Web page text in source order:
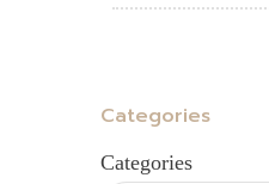
Categories
Categories